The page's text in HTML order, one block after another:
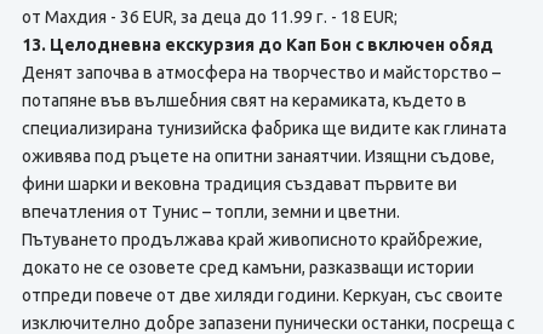
от Махдия - 36 EUR, за деца до 11.99 г. - 18 EUR;
13. Целодневна екскурзия до Кап Бон с включен обяд
Денят започва в атмосфера на творчество и майсторство –
потапяне във вълшебния свят на керамиката, където в
специализирана тунизийска фабрика ще видите как глината
оживява под ръцете на опитни занаятчии. Изящни съдове,
фини шарки и вековна традиция създават първите ви
впечатления от Тунис – топли, земни и цветни.
Пътуването продължава край живописното крайбрежие,
докато не се озовете сред камъни, разказващи истории
отпреди повече от две хиляди години. Керкуан, със своите
изключително добре запазени пунически останки, посреща с